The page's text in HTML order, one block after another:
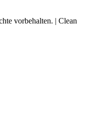
vorbehalten. | Clean